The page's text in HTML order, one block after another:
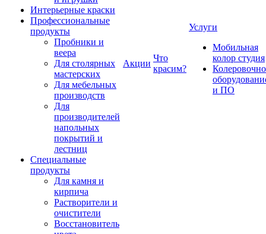
Интерьерные краски
Профессиональные
продукты
Пробники и
веера
Для столярных
мастерских
Для мебельных
производств
Для
производителей
напольных
покрытий и
лестниц
Специальные
продукты
Для камня и
кирпича
Растворители и
очистители
Восстановитель
Акции
Что
красим?
Услуги
Мобильная
колор студия
и ПО